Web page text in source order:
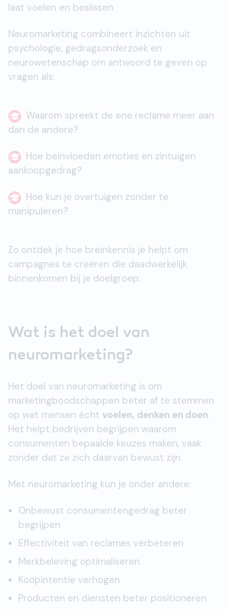
laat voelen en beslissen.
Neuromarketing combineert inzichten uit
psychologie, gedragsonderzoek en
neurowetenschap om antwoord te geven op
vragen als:
Waarom spreekt de ene reclame meer aan
dan de andere?
Hoe beïnvloeden emoties en zintuigen
aankoopgedrag?
Hoe kun je overtuigen zonder te
manipuleren?
Zo ontdek je hoe breinkennis je helpt om
campagnes te creëren die daadwerkelijk
binnenkomen bij je doelgroep.
Wat is het doel van
neuromarketing?
Het doel van neuromarketing is om
marketingboodschappen beter af te stemmen
op wat mensen écht voelen, denken en doen.
Het helpt bedrijven begrijpen waarom
consumenten bepaalde keuzes maken, vaak
zonder dat ze zich daarvan bewust zijn.
Met neuromarketing kun je onder andere:
Onbewust consumentengedrag beter
begrijpen
Effectiviteit van reclames verbeteren
Merkbeleving optimaliseren
Koopintentie verhogen
Producten en diensten beter positioneren